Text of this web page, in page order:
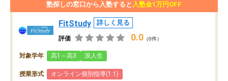
塾探しの窓口から入塾すると 入塾金1万円OFF
FitStudy 詳しく見る
評価 0.0 （0件）
対象学年 高1～高3 浪人生
授業形式 オンライン個別指導(1:1)